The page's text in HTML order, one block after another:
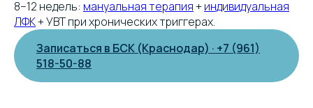
8–12 недель: мануальная терапия+индивидуальная
ЛФК+ УВТ при хронических триггерах.
Записаться в БСК (Краснодар) · +7 (961)
518-50-88